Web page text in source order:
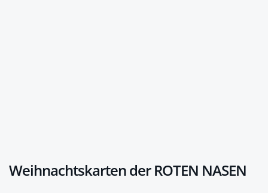
Weihnachtskarten der ROTEN NASEN